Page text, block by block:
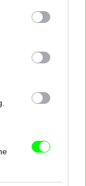
may click to
party tags to
below Google